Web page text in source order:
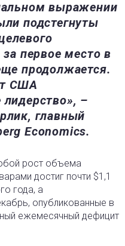
выражении
подстегнуты
первое место в
продолжается.
США
–
главный
Economics.
рост объема
достиг почти $1,1
года, а
опубликованные в
ежемесячный дефицит